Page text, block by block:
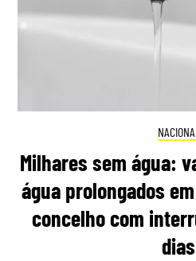
Milhares sem água:
água prolongados
concelho com
dias